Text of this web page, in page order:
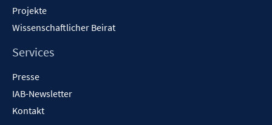
Projekte
Wissenschaftlicher Beirat
Services
Presse
IAB-Newsletter
Kontakt